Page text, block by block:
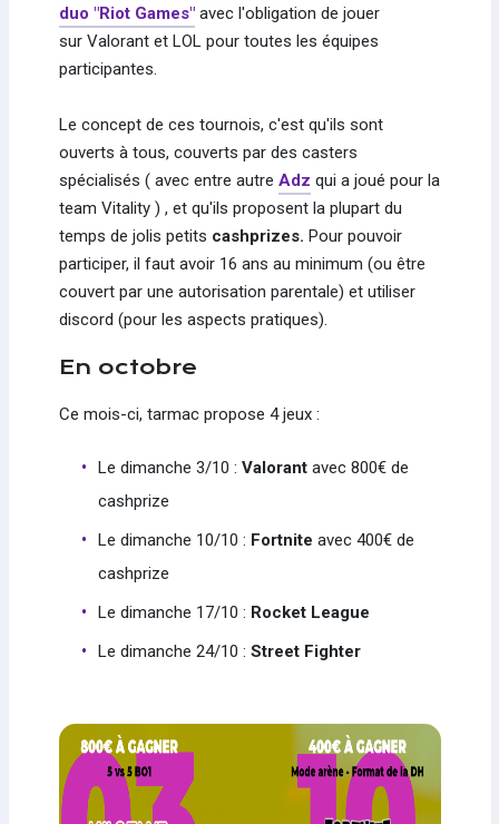
duo "Riot Games"avec l'obligation de jouer
sur Valorant et LOL pour toutes les équipes
participantes.
Le concept de ces tournois, c'est qu'ils sont
ouverts à tous, couverts par des casters
spécialisés ( avec entre autre Adz qui a joué pour la
team Vitality ) , et qu'ils proposent la plupart du
temps de jolis petits cashprizes. Pour pouvoir
participer, il faut avoir 16 ans au minimum (ou être
couvert par une autorisation parentale) et utiliser
discord (pour les aspects pratiques).
En octobre
Ce mois-ci, tarmac propose 4 jeux :
Le dimanche 3/10 : Valorant avec 800€ de
cashprize
Le dimanche 10/10 : Fortnite avec 400€ de
cashprize
Le dimanche 17/10 : Rocket League
Le dimanche 24/10 : Street Fighter